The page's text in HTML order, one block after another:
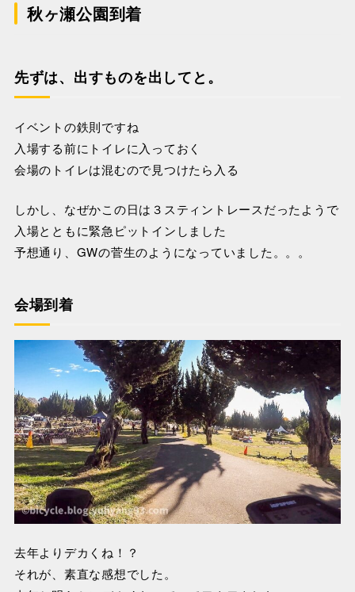
秋ヶ瀬公園到着
先ずは、出すものを出してと。
イベントの鉄則ですね
入場する前にトイレに入っておく
会場のトイレは混むので見つけたら入る
しかし、なぜかこの日は３スティントレースだったようで
入場とともに緊急ピットインしました
予想通り、GWの菅生のようになっていました。。。
会場到着
去年よりデカくね！？
それが、素直な感想でした。